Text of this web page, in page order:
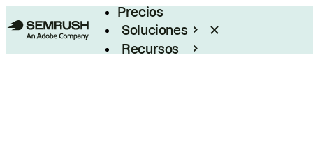
Precios
Soluciones
Recursos